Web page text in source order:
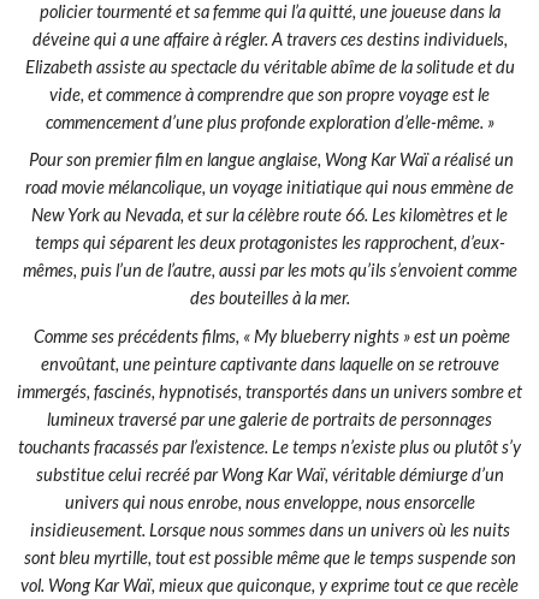
policier tourmenté et sa femme qui l’a quitté, une joueuse dans la
déveine qui a une affaire à régler. A travers ces destins individuels,
Elizabeth assiste au spectacle du véritable abîme de la solitude et du
vide, et commence à comprendre que son propre voyage est le
commencement d’une plus profonde exploration d’elle-même. »
Pour son premier film en langue anglaise, Wong Kar Waï a réalisé un
road movie mélancolique, un voyage initiatique qui nous emmène de
New York au Nevada, et sur la célèbre route 66. Les kilomètres et le
temps qui séparent les deux protagonistes les rapprochent, d’eux-
mêmes, puis l’un de l’autre, aussi par les mots qu’ils s’envoient comme
des bouteilles à la mer.
Comme ses précédents films, « My blueberry nights » est un poème
envoûtant, une peinture captivante dans laquelle on se retrouve
immergés, fascinés, hypnotisés, transportés dans un univers sombre et
lumineux traversé par une galerie de portraits de personnages
touchants fracassés par l’existence. Le temps n’existe plus ou plutôt s’y
substitue celui recréé par Wong Kar Waï, véritable démiurge d’un
univers qui nous enrobe, nous enveloppe, nous ensorcelle
insidieusement. Lorsque nous sommes dans un univers où les nuits
sont bleu myrtille, tout est possible même que le temps suspende son
vol. Wong Kar Waï, mieux que quiconque, y exprime tout ce que recèle